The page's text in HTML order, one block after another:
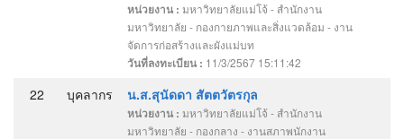
หน่วยงาน : มหาวิทยาลัยแม่โจ้ - สำนักงาน
มหาวิทยาลัย - กองกายภาพและสิ่งแวดล้อม - งาน
จัดการก่อสร้างและผังแม่บท
วันที่ลงทะเบียน : 11/3/2567 15:11:42
22 บุคลากร น.ส.สุนัดดา สัตตวัตรกุล
หน่วยงาน : มหาวิทยาลัยแม่โจ้ - สำนักงาน
มหาวิทยาลัย - กองกลาง - งานสภาพนักงาน